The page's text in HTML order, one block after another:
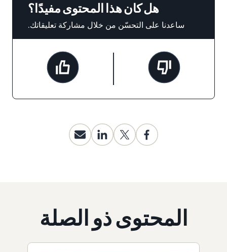
هل كان هذا المحتوى مفيدًا؟
ساعدنا على التحسّن من خلال مشاركة تعليقاتك.
المحتوى ذو الصلة